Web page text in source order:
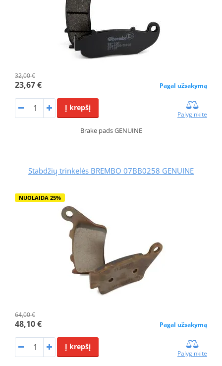
32,00 €
23,67 € Pagal užsakymą
Į krepšį
Palyginkite
Brake pads GENUINE
Stabdžių trinkelės BREMBO 07BB0258 GENUINE
NUOLAIDA 25%
64,00 €
48,10 € Pagal užsakymą
Į krepšį
Palyginkite